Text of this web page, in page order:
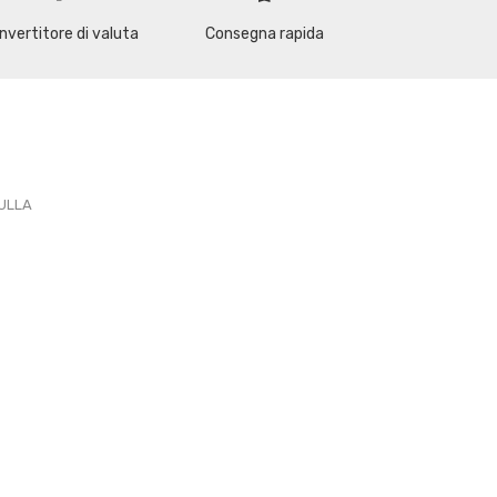
di valuta Consegna rapida